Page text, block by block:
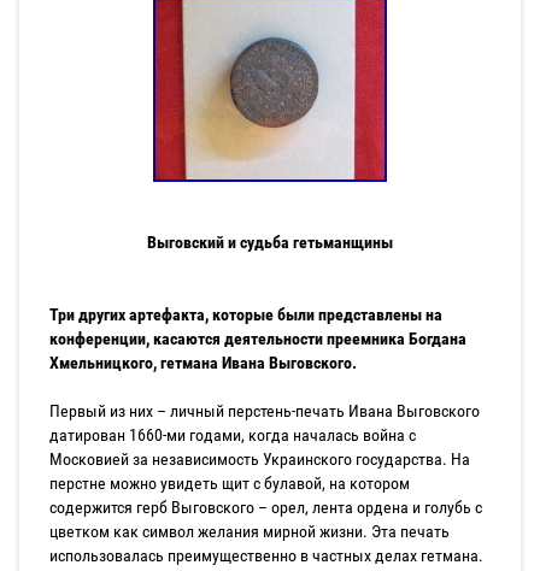
Выговский и судьба гетьманщины
Три других артефакта, которые были представлены на
конференции, касаются деятельности преемника Богдана
Хмельницкого, гетмана Ивана Выговского.
Первый из них – личный перстень-печать Ивана Выговского
датирован 1660-ми годами, когда началась война с
Московией за независимость Украинского государства. На
перстне можно увидеть щит с булавой, на котором
содержится герб Выговского – орел, лента ордена и голубь с
цветком как символ желания мирной жизни. Эта печать
использовалась преимущественно в частных делах гетмана.